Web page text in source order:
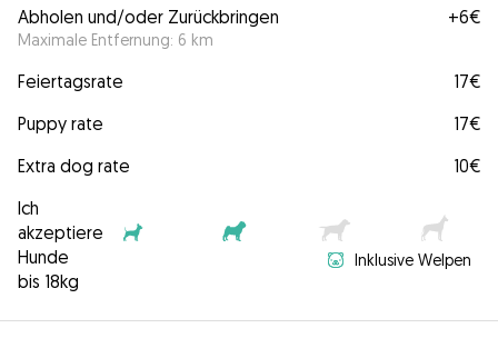
Abholen und/oder Zurückbringen
Maximale Entfernung: 6 km
+6€
Feiertagsrate
17€
Puppy rate
17€
Extra dog rate
10€
Ich
akzeptiere
Hunde
bis 18kg
Inklusive Welpen